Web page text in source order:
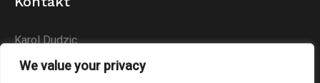
We value your privacy
Karol Dudzic
Huta Podłysica 24B
26-004 Bieliny